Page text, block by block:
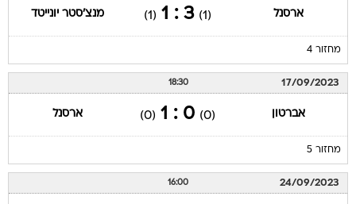
ארסנל (1)
3 : 1
(1) מנצ'סטר יונייטד
מחזור 4
17/09/2023
18:30
אברטון (0)
0 : 1
(0) ארסנל
מחזור 5
24/09/2023
16:00